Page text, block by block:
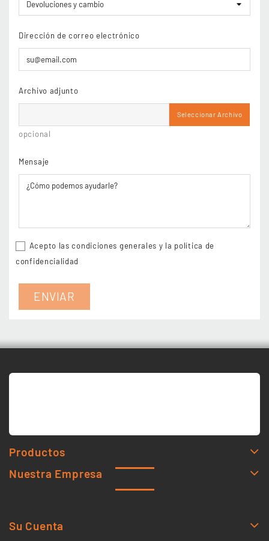
Dirección de correo electrónico
Archivo adjunto
Seleccionar Archivo
opcional
Mensaje
Acepto las condiciones generales y la política de
confidencialidad
Productos
Nuestra Empresa
Su Cuenta